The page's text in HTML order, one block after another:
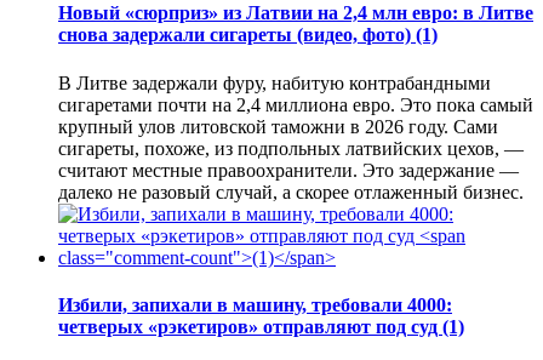
Новый «сюрприз» из Латвии на 2,4 млн евро: в Литве
снова задержали сигареты (видео, фото) (1)
В Литве задержали фуру, набитую контрабандными
сигаретами почти на 2,4 миллиона евро. Это пока самый
крупный улов литовской таможни в 2026 году. Сами
сигареты, похоже, из подпольных латвийских цехов, —
считают местные правоохранители. Это задержание —
далеко не разовый случай, а скорее отлаженный бизнес.
Избили, запихали в машину, требовали 4000:
четверых «рэкетиров» отправляют под суд (1)